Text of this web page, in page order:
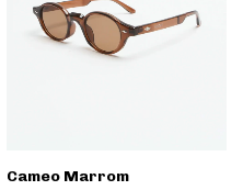
Cameo Marrom